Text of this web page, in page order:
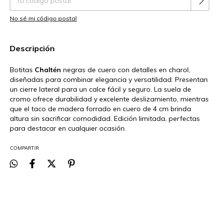
No sé mi código postal
Descripción
Botitas Chaltén negras de cuero con detalles en charol,
diseñadas para combinar elegancia y versatilidad. Presentan
un cierre lateral para un calce fácil y seguro. La suela de
cromo ofrece durabilidad y excelente deslizamiento, mientras
que el taco de madera forrado en cuero de 4 cm brinda
altura sin sacrificar comodidad. Edición limitada, perfectas
para destacar en cualquier ocasión.
COMPARTIR